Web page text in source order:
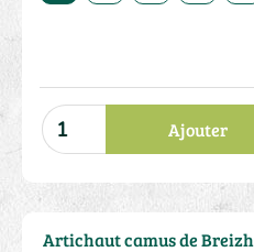
Ajouter
Artichaut camus de Breizh